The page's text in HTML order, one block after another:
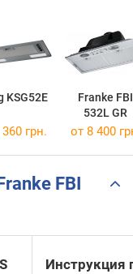
KSG52E
Franke FBI
532L GR
грн. от 8 400
FBI
Инструкция